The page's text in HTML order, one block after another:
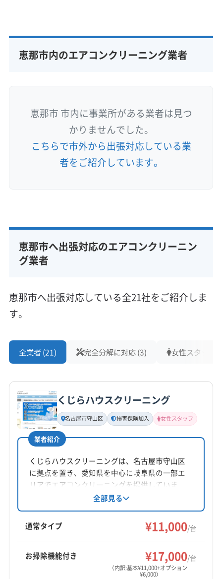
恵那市内のエアコンクリーニング業者
恵那市 市内に事業所がある業者は見つ
かりませんでした。
こちらで市外から出張対応している業
者をご紹介しています。
恵那市へ出張対応のエアコンクリーニン
グ業者
恵那市へ出張対応している全21社をご紹介しま
す。
全業者 (21) 完全分解に対応 (3) 女性スタッフ
くじらハウスクリーニング
名古屋市守山区 損害保険加入 女性スタッフ
業者紹介
くじらハウスクリーニングは、名古屋市守山区
に拠点を置き、愛知県を中心に岐阜県の一部エ
リアでエアコンクリーニングを提供していま
す。自社対応にこだわり、女性スタッフ同行も
可能です。損害保険加入済みで、作業や仕上が
りに不満があれば無料で追加対応。防カビ・抗
菌コーティングにも対応し、年中無休で9:00～
全部見る
通常タイプ ¥11,000/台
お掃除機能付き ¥17,000/台
（内訳:基本¥11,000+オプション
¥6,000）